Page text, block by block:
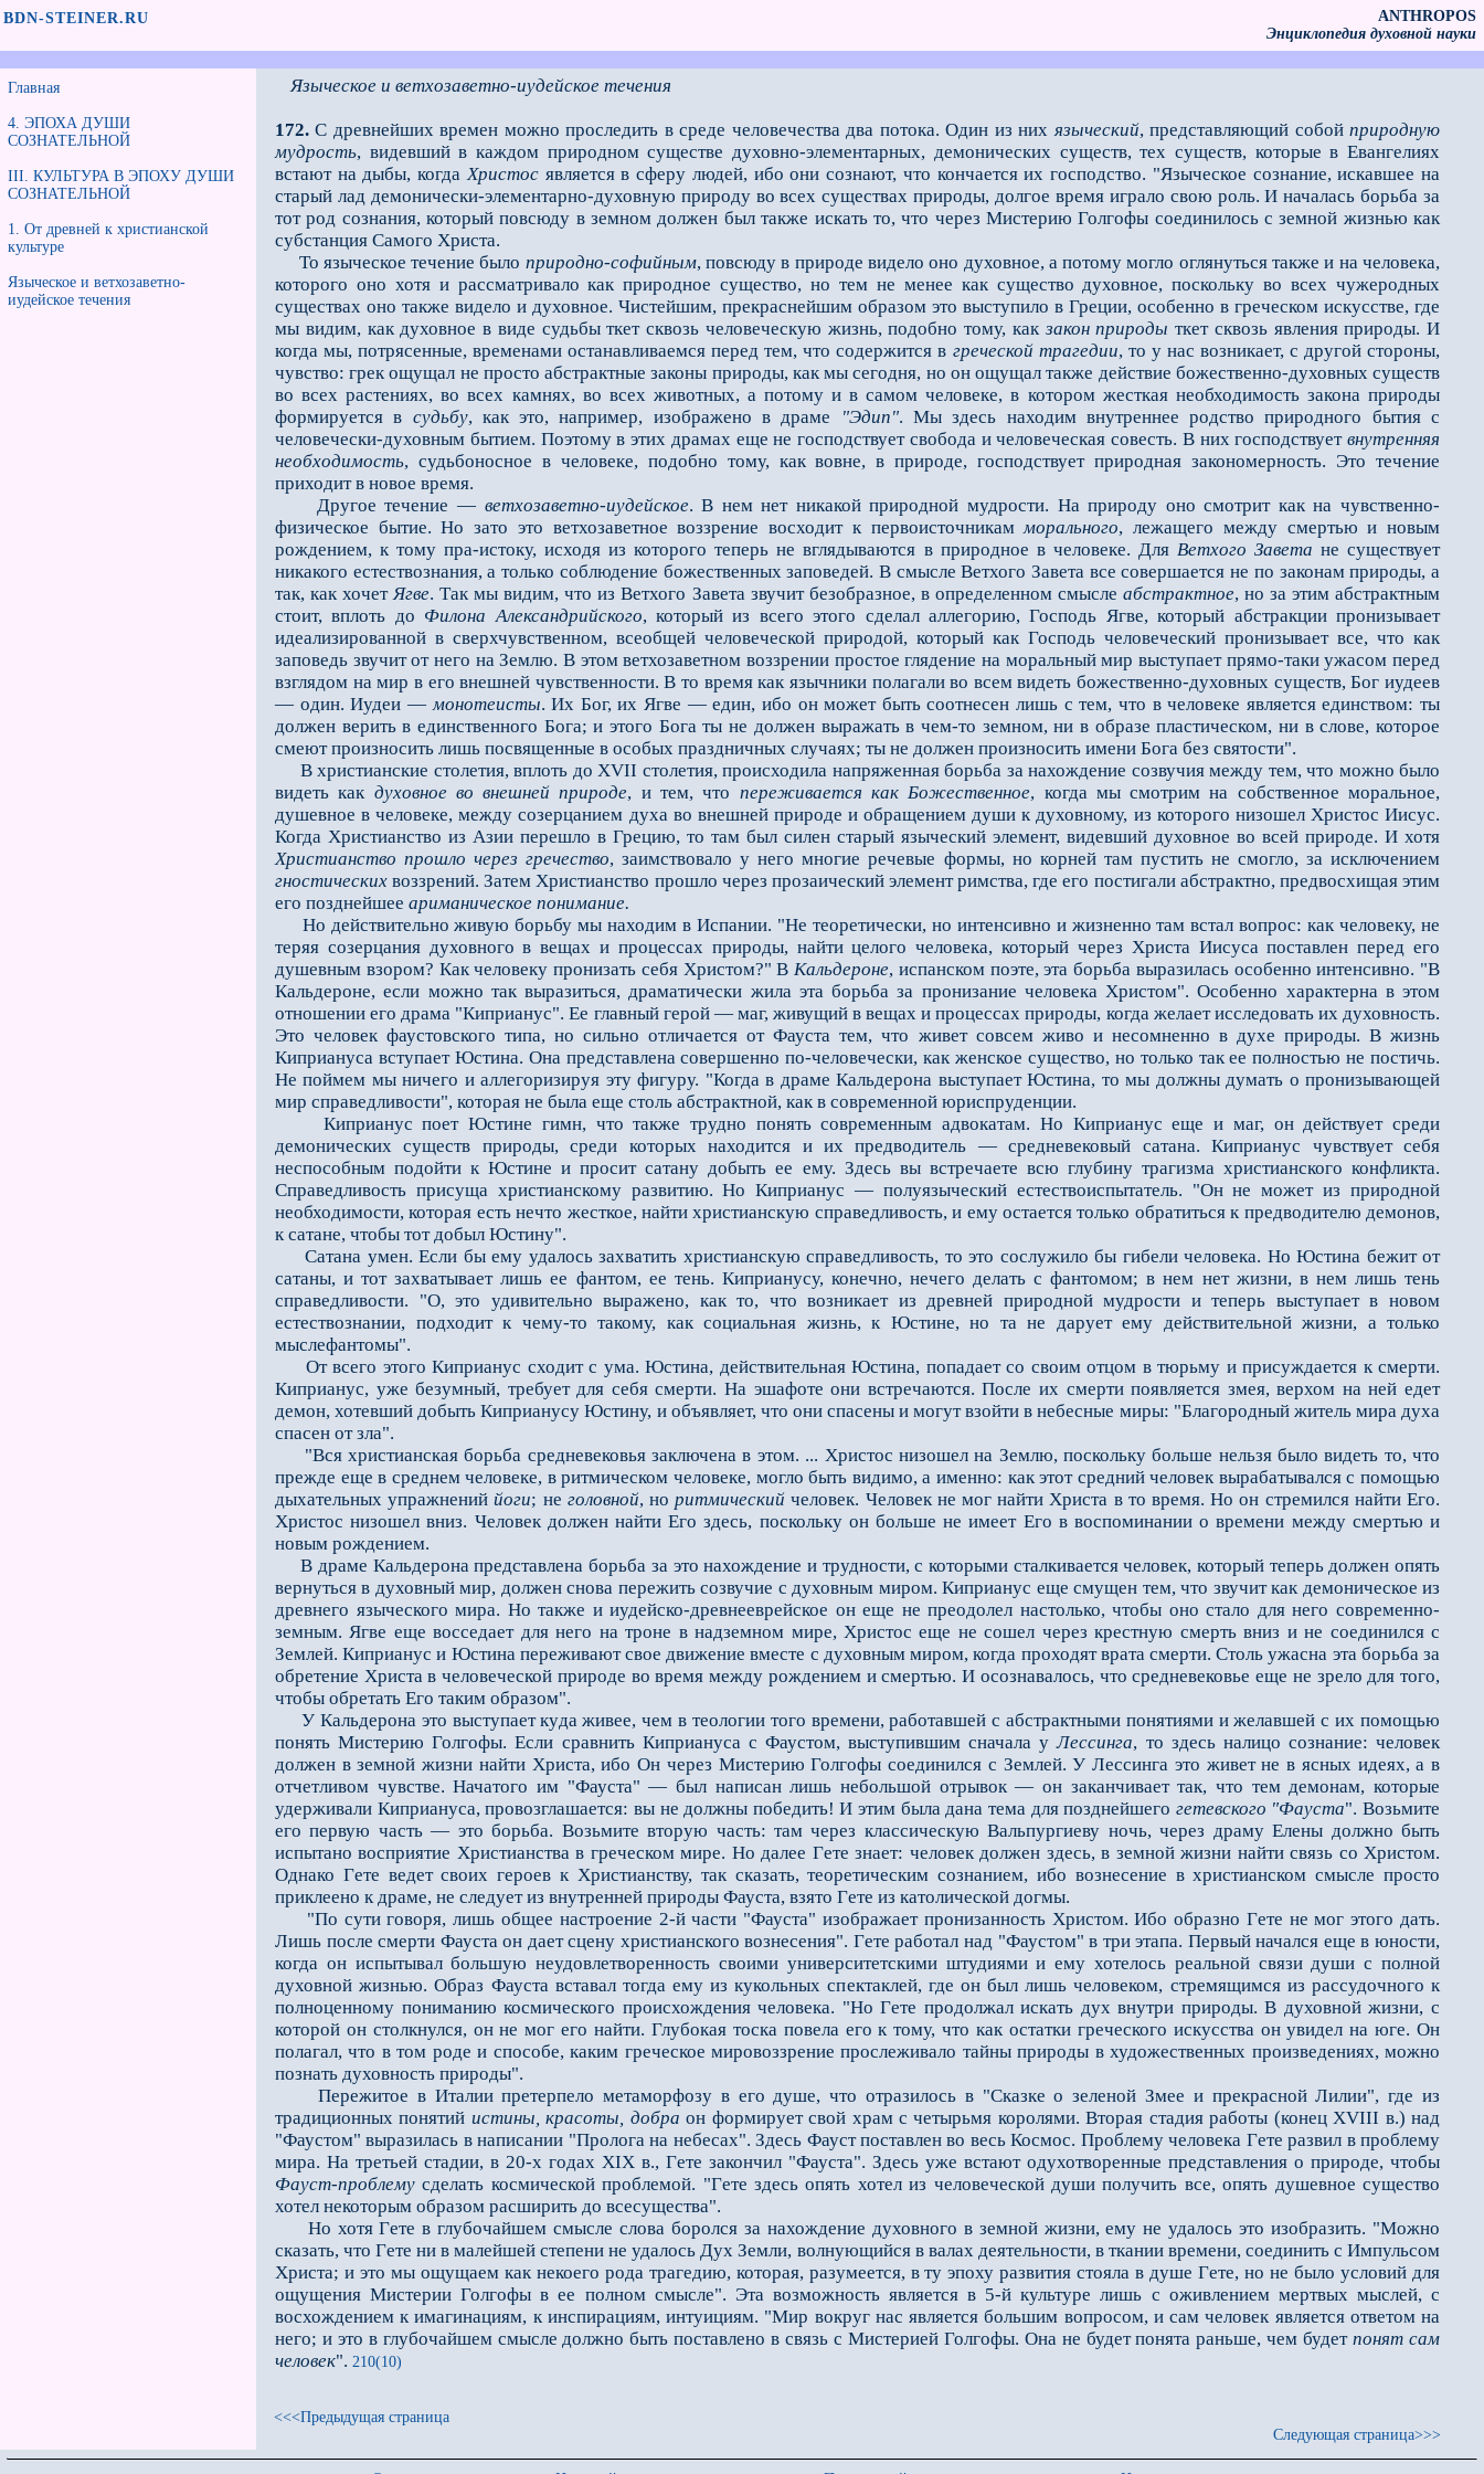
BDN-STEINER.RU
ANTHROPOS
Энциклопедия духовной науки
Главная
4. ЭПОХА ДУШИ
СОЗНАТЕЛЬНОЙ
III. КУЛЬТУРА В ЭПОХУ ДУШИ
СОЗНАТЕЛЬНОЙ
1. От древней к христианской
культуре
Языческое и ветхозаветно-
иудейское течения
Языческое и ветхозаветно-иудейское течения
172. С древнейших времeн можно проследить в среде человечества два потока. Один из нихязыческий, представляющий собойприродную
мудрость, видевший в каждом природном существе духовно-элементарных, демонических существ, тех существ, которые в Евангелиях
встают на дыбы, когдаХристос является в сферу людей, ибо они сознают, что кончается их господство. "Языческое сознание, искавшее на
старый лад демонически-элементарно-духовную природу во всех существах природы, долгое время играло свою роль. И началась борьба за
тот род сознания, который повсюду в земном должен был также искать то, что через Мистерию Голгофы соединилось с земной жизнью как
субстанция Самого Христа.
То языческое течение было природно-софийным, повсюду в природе видело оно духовное, а потому могло оглянуться также и на человека,
которого оно хотя и рассматривало как природное существо, но тем не менее как существо духовное, поскольку во всех чужеродных
существах оно также видело и духовное. Чистейшим, прекраснейшим образом это выступило в Греции, особенно в греческом искусстве, где
мы видим, как духовное в виде судьбы ткет сквозь человеческую жизнь, подобно тому, как закон природы ткет сквозь явления природы. И
когда мы, потрясeнные, временами останавливаемся перед тем, что содержится в греческой трагедии, то у нас возникает, с другой стороны,
чувство: грек ощущал не просто абстрактные законы природы, как мы сегодня, но он ощущал также действие божественно-духовных существ
во всех растениях, во всех камнях, во всех животных, а потому и в самом человеке, в котором жeсткая необходимость закона природы
формируется в судьбу, как это, например, изображено в драме "Эдип". Мы здесь находим внутреннее родство природного бытия с
человечески-духовным бытием. Поэтому в этих драмах ещe не господствует свобода и человеческая совесть. В них господствует внутренняя
необходимость, судьбоносное в человеке, подобно тому, как вовне, в природе, господствует природная закономерность. Это течение
приходит в новое время.
Другое течение — ветхозаветно-иудейское. В нeм нет никакой природной мудрости. На природу оно смотрит как на чувственно-
физическое бытие. Но зато это ветхозаветное воззрение восходит к первоисточникамморального, лежащего между смертью и новым
рождением, к тому пра-истоку, исходя из которого теперь не вглядываются в природное в человеке. Для Ветхого Завета не существует
никакого естествознания, а только соблюдение божественных заповедей. В смысле Ветхого Завета всe совершается не по законам природы, а
так, как хочетЯгве. Так мы видим, что из Ветхого Завета звучит безобразное, в определeнном смысле абстрактное, но за этим абстрактным
стоит, вплоть до Филона Александрийского, который из всего этого сделал аллегорию, Господь Ягве, который абстракции пронизывает
идеализированной в сверхчувственном, всеобщей человеческой природой, который как Господь человеческий пронизывает всe, что как
заповедь звучит от него на Землю. В этом ветхозаветном воззрении простое глядение на моральный мир выступает прямо-таки ужасом перед
взглядом на мир в его внешней чувственности. В то время как язычники полагали во всeм видеть божественно-духовных существ, Бог иудеев
— один. Иудеи —монотеисты. Их Бог, их Ягве — един, ибо он может быть соотнесeн лишь с тем, что в человеке является единством: ты
должен верить в единственного Бога; и этого Бога ты не должен выражать в чeм-то земном, ни в образе пластическом, ни в слове, которое
смеют произносить лишь посвященные в особых праздничных случаях; ты не должен произносить имени Бога без святости".
В христианские столетия, вплоть до XVII столетия, происходила напряжeнная борьба за нахождение созвучия между тем, что можно было
видеть как духовное во внешней природе, и тем, что переживается как Божественное, когда мы смотрим на собственное моральное,
душевное в человеке, между созерцанием духа во внешней природе и обращением души к духовному, из которого низошeл Христос Иисус.
Когда Христианство из Азии перешло в Грецию, то там был силeн старый языческий элемент, видевший духовное во всей природе. И хотя
Христианство прошло через гречество, заимствовало у него многие речевые формы, но корней там пустить не смогло, за исключением
гностическихвоззрений. Затем Христианство прошло через прозаический элемент римства, где его постигали абстрактно, предвосхищая этим
его позднейшее ариманическое понимание.
Но действительно живую борьбу мы находим в Испании. "Не теоретически, но интенсивно и жизненно там встал вопрос: как человеку, не
теряя созерцания духовного в вещах и процессах природы, найти целого человека, который через Христа Иисуса поставлен перед его
душевным взором? Как человеку пронизать себя Христом?" В Кальдероне, испанском поэте, эта борьба выразилась особенно интенсивно. "В
Кальдероне, если можно так выразиться, драматически жила эта борьба за пронизание человека Христом". Особенно характерна в этом
отношении его драма "Киприанус". Еe главный герой — маг, живущий в вещах и процессах природы, когда желает исследовать их духовность.
Это человек фаустовского типа, но сильно отличается от Фауста тем, что живeт совсем живо и несомненно в духе природы. В жизнь
Киприануса вступает Юстина. Она представлена совершенно по-человечески, как женское существо, но только так еe полностью не постичь.
Не поймeм мы ничего и аллегоризируя эту фигуру. "Когда в драме Кальдерона выступает Юстина, то мы должны думать о пронизывающей
мир справедливости", которая не была ещe столь абстрактной, как в современной юриспруденции.
Киприанус поeт Юстине гимн, что также трудно понять современным адвокатам. Но Киприанус ещe и маг, он действует среди
демонических существ природы, среди которых находится и их предводитель — средневековый сатана. Киприанус чувствует себя
неспособным подойти к Юстине и просит сатану добыть еe ему. Здесь вы встречаете всю глубину трагизма христианского конфликта.
Справедливость присуща христианскому развитию. Но Киприанус — полуязыческий естествоиспытатель. "Он не может из природной
необходимости, которая есть нечто жeсткое, найти христианскую справедливость, и ему остаeтся только обратиться к предводителю демонов,
к сатане, чтобы тот добыл Юстину".
Сатана умен. Если бы ему удалось захватить христианскую справедливость, то это сослужило бы гибели человека. Но Юстина бежит от
сатаны, и тот захватывает лишь еe фантом, еe тень. Киприанусу, конечно, нечего делать с фантомом; в нeм нет жизни, в нeм лишь тень
справедливости. "О, это удивительно выражено, как то, что возникает из древней природной мудрости и теперь выступает в новом
естествознании, подходит к чему-то такому, как социальная жизнь, к Юстине, но та не дарует ему действительной жизни, а только
мыслефантомы".
От всего этого Киприанус сходит с ума. Юстина, действительная Юстина, попадает со своим отцом в тюрьму и присуждается к смерти.
Киприанус, уже безумный, требует для себя смерти. На эшафоте они встречаются. После их смерти появляется змея, верхом на ней едет
демон, хотевший добыть Киприанусу Юстину, и объявляет, что они спасены и могут взойти в небесные миры: "Благородный житель мира духа
спасeн от зла".
"Вся христианская борьба средневековья заключена в этом. ... Христос низошeл на Землю, поскольку больше нельзя было видеть то, что
прежде ещe в среднем человеке, в ритмическом человеке, могло быть видимо, а именно: как этот средний человек вырабатывался с помощью
дыхательных упражнениййоги; не головной, норитмический человек. Человек не мог найти Христа в то время. Но он стремился найти Его.
Христос низошeл вниз. Человек должен найти Его здесь, поскольку он больше не имеет Его в воспоминании о времени между смертью и
новым рождением.
В драме Кальдерона представлена борьба за это нахождение и трудности, с которыми сталкивается человек, который теперь должен опять
вернуться в духовный мир, должен снова пережить созвучие с духовным миром. Киприанус ещe смущeн тем, что звучит как демоническое из
древнего языческого мира. Но также и иудейско-древнееврейское он ещe не преодолел настолько, чтобы оно стало для него современно-
земным. Ягве ещe восседает для него на троне в надземном мире, Христос ещe не сошeл через крестную смерть вниз и не соединился с
Землeй. Киприанус и Юстина переживают своe движение вместе с духовным миром, когда проходят врата смерти. Столь ужасна эта борьба за
обретение Христа в человеческой природе во время между рождением и смертью. И осознавалось, что средневековье ещe не зрело для того,
чтобы обретать Его таким образом".
У Кальдерона это выступает куда живее, чем в теологии того времени, работавшей с абстрактными понятиями и желавшей с их помощью
понять Мистерию Голгофы. Если сравнить Киприануса с Фаустом, выступившим сначала уЛессинга, то здесь налицо сознание: человек
должен в земной жизни найти Христа, ибо Он через Мистерию Голгофы соединился с Землeй. У Лессинга это живeт не в ясных идеях, а в
отчeтливом чувстве. Начатого им "Фауста" — был написан лишь небольшой отрывок — он заканчивает так, что тем демонам, которые
удерживали Киприануса, провозглашается: вы не должны победить! И этим была дана тема для позднейшего гeтевского "Фауста". Возьмите
его первую часть — это борьба. Возьмите вторую часть: там через классическую Вальпургиеву ночь, через драму Елены должно быть
испытано восприятие Христианства в греческом мире. Но далее Гeте знает: человек должен здесь, в земной жизни найти связь со Христом.
Однако Гeте ведeт своих героев к Христианству, так сказать, теоретическим сознанием, ибо вознесение в христианском смысле просто
приклеено к драме, не следует из внутренней природы Фауста, взято Гeте из католической догмы.
"По сути говоря, лишь общее настроение 2-й части "Фауста" изображает пронизанность Христом. Ибо образно Гeте не мог этого дать.
Лишь после смерти Фауста он даeт сцену христианского вознесения". Гeте работал над "Фаустом" в три этапа. Первый начался ещe в юности,
когда он испытывал большую неудовлетворeнность своими университетскими штудиями и ему хотелось реальной связи души с полной
духовной жизнью. Образ Фауста вставал тогда ему из кукольных спектаклей, где он был лишь человеком, стремящимся из рассудочного к
полноценному пониманию космического происхождения человека. "Но Гeте продолжал искать дух внутри природы. В духовной жизни, с
которой он столкнулся, он не мог его найти. Глубокая тоска повела его к тому, что как остатки греческого искусства он увидел на юге. Он
полагал, что в том роде и способе, каким греческое мировоззрение прослеживало тайны природы в художественных произведениях, можно
познать духовность природы".
Пережитое в Италии претерпело метаморфозу в его душе, что отразилось в "Сказке о зелeной Змее и прекрасной Лилии", где из
традиционных понятий истины, красоты, добра он формирует свой храм с четырьмя королями. Вторая стадия работы (конец XVIII в.) над
"Фаустом" выразилась в написании "Пролога на небесах". Здесь Фауст поставлен во весь Космос. Проблему человека Гeте развил в проблему
мира. На третьей стадии, в 20-х годах XIX в., Гeте закончил "Фауста". Здесь уже встают одухотворeнные представления о природе, чтобы
Фауст-проблему сделать космической проблемой. "Гeте здесь опять хотел из человеческой души получить всe, опять душевное существо
хотел некоторым образом расширить до всесущества".
Но хотя Гeте в глубочайшем смысле слова боролся за нахождение духовного в земной жизни, ему не удалось это изобразить. "Можно
сказать, что Гeте ни в малейшей степени не удалось Дух Земли, волнующийся в валах деятельности, в ткании времени, соединить с Импульсом
Христа; и это мы ощущаем как некоего рода трагедию, которая, разумеется, в ту эпоху развития стояла в душе Гeте, но не было условий для
ощущения Мистерии Голгофы в еe полном смысле". Эта возможность является в 5-й культуре лишь с оживлением мeртвых мыслей, с
восхождением к имагинациям, к инспирациям, интуициям. "Мир вокруг нас является большим вопросом, и сам человек является ответом на
него; и это в глубочайшем смысле должно быть поставлено в связь с Мистерией Голгофы. Она не будет понята раньше, чем будетпонят сам
человек". 210(10)
<<<Предыдущая страница
Следующая страница>>>